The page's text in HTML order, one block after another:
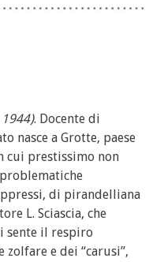
. Docente di
nasce a Grotte, paese
cui prestissimo non
di pirandelliana
L. Sciascia, che
sente il respiro
e dei “carusi”,